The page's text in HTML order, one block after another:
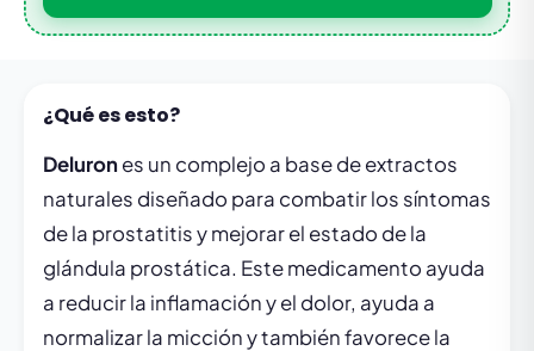
¿Qué es esto?
Delurones un complejo a base de extractos
naturales diseñado para combatir los síntomas
de la prostatitis y mejorar el estado de la
glándula prostática. Este medicamento ayuda
a reducir la inflamación y el dolor, ayuda a
normalizar la micción y también favorece la